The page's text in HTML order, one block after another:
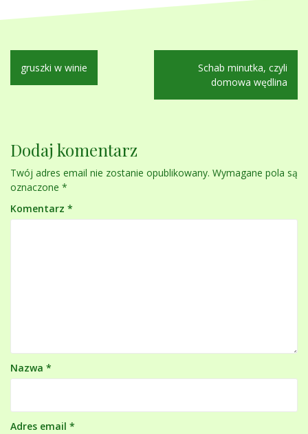
Nawigacja
wpisu
gruszki w winie
Schab minutka, czyli
domowa wędlina
Dodaj komentarz
Twój adres email nie zostanie opublikowany. Wymagane pola są
oznaczone *
Komentarz *
Nazwa *
Adres email *